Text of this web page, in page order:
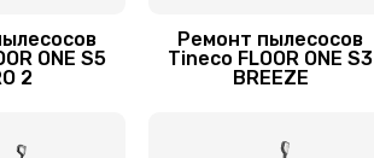
ONE S5
2
Ремонт пылесосов
Tineco FLOOR ONE S3
BREEZE